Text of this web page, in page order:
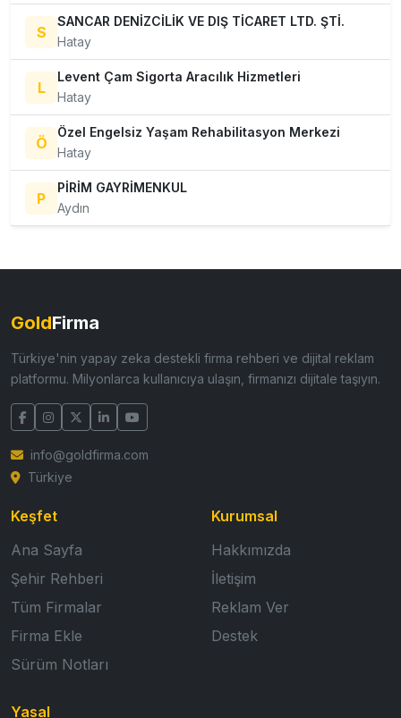
S
SANCAR DENİZCİLİK VE DIŞ TİCARET LTD. ŞTİ.
Hatay
L
Levent Çam Sigorta Aracılık Hizmetleri
Hatay
Ö
Özel Engelsiz Yaşam Rehabilitasyon Merkezi
Hatay
P
PİRİM GAYRİMENKUL
Aydın
GoldFirma
Türkiye'nin yapay zeka destekli firma rehberi ve dijital reklam
platformu. Milyonlarca kullanıcıya ulaşın, firmanızı dijitale taşıyın.
info@goldfirma.com
Türkiye
Keşfet
Ana Sayfa
Şehir Rehberi
Tüm Firmalar
Firma Ekle
Sürüm Notları
Kurumsal
Hakkımızda
İletişim
Reklam Ver
Destek
Yasal